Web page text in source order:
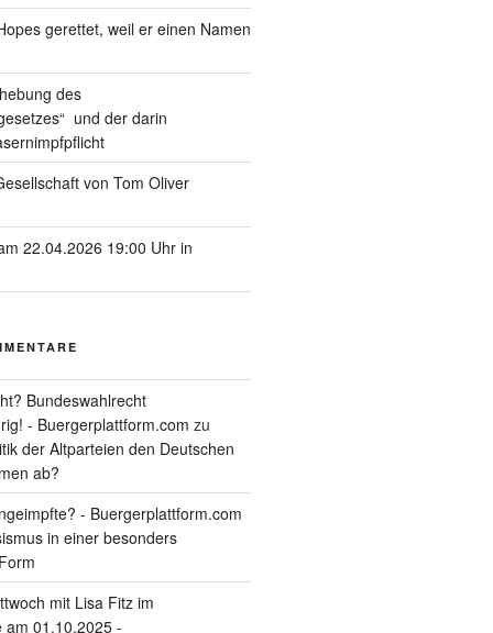
gerettet, weil er einen Namen
des
und der darin
von Tom Oliver
22.04.2026 19:00 Uhr in
Bundeswahlrecht
- Buergerplattform.com zu
der Altparteien den Deutschen
ab?
- Buergerplattform.com
in einer besonders
mit Lisa Fitz im
am 01.10.2025 -